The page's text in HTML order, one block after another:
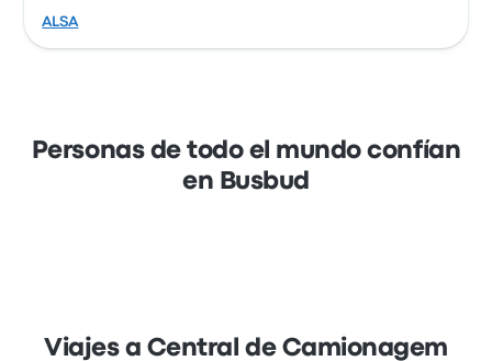
ALSA
Personas de todo el mundo confían
en Busbud
Viajes a Central de Camionagem